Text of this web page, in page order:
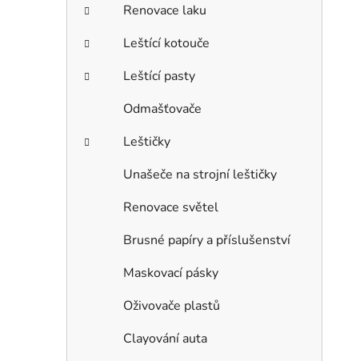
Renovace laku
Leštící kotouče
Leštící pasty
Odmašťovače
Leštičky
Unašeče na strojní leštičky
Renovace světel
Brusné papíry a příslušenství
Maskovací pásky
Oživovače plastů
Clayování auta